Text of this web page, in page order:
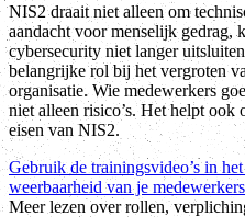
NIS2 draait niet alleen om
aandacht voor menselijk gedrag,
cybersecurity niet langer
belangrijke rol bij het vergroten
organisatie. Wie medewerkers
niet alleen risico’s. Het helpt ook
eisen van NIS2.
Gebruik de trainingsvideo’s in
weerbaarheid van je medewerkers
Meer lezen over rollen,